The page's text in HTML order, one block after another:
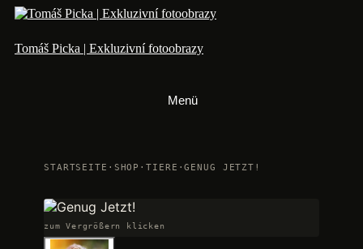
Zum
springen
Tomáš Picka | Exkluzivní fotoobrazy
Menü
STARTSEITE · SHOP ·TIERE ·GENUG JETZT!
zum Vergrößern klicken